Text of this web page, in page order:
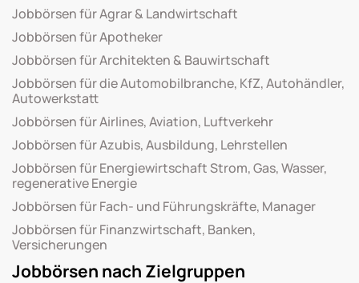
Jobbörsen für Agrar & Landwirtschaft
Jobbörsen für Apotheker
Jobbörsen für Architekten & Bauwirtschaft
Jobbörsen für die Automobilbranche, KfZ, Autohändler,
Autowerkstatt
Jobbörsen für Airlines, Aviation, Luftverkehr
Jobbörsen für Azubis, Ausbildung, Lehrstellen
Jobbörsen für Energiewirtschaft Strom, Gas, Wasser,
regenerative Energie
Jobbörsen für Fach- und Führungskräfte, Manager
Jobbörsen für Finanzwirtschaft, Banken,
Versicherungen
Jobbörsen nach Zielgruppen